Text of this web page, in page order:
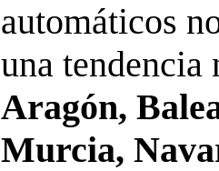
automáticos
una tendencia
Aragón,
Murcia,